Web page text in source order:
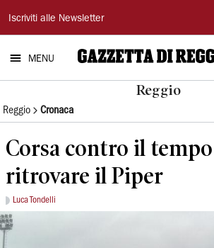
Gazzetta
di
Reggio
Iscriviti alle Newsletter
MENU
Reggio
Reggio Cronaca
Corsa contro il
ritrovare il Piper
Luca Tondelli